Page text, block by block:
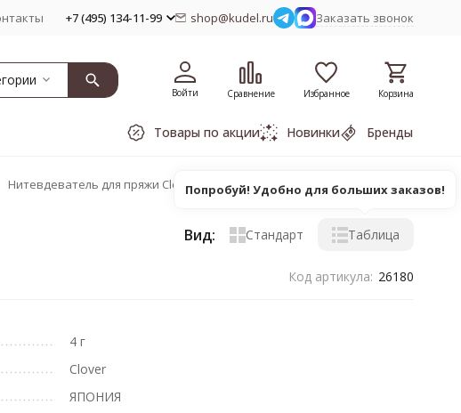
+7 (495) 134-11-99 shop@kudel.ru Заказать звонок
Войти Сравнение Избранное Корзина
Товары по акции Новинки Бренды
Нитевдеватель для пряжи Clover
Вид: Стандарт Таблица
Код артикула: 26180
4 г
Clover
ЯПОНИЯ
Попробуй! Удобно для больших заказов!